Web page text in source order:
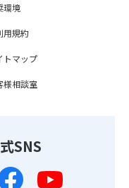
環境
用規約
トマップ
様相談室
SNS